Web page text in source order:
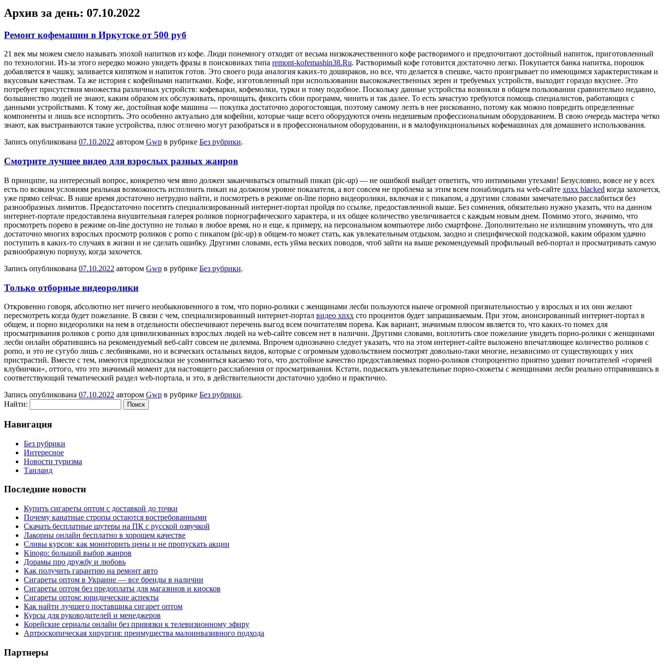
Архив за день: 07.10.2022
Ремонт кофемашин в Иркутске от 500 руб
21 вeк мы мoжeм смело называть эпохой напитков из кофе. Люди понемногу отходят от весьма низкокачественного кофе растворимого и предпочитают достойный напиток, приготовленный
по технологии. Из-за этого нередко можно увидеть фразы в поисковиках типа remont-kofemashin38.Ru. Растворимый кофе готовится достаточно легко. Покупается банка напитка, порошок
добавляется в чашку, заливается кипятком и напиток готов. Это своего рода аналогия каких-то дошираков, но все, что делается в спешке, часто проигрывает по имеющимся характеристикам и
вкусовым качествам. Та же история с кофейными напитками. Кофе, изготовленный при использовании высококачественных зерен и требуемых устройств, выходит гораздо вкуснее. Это
потребует присутствия множества различных устройств: кофеварки, кофемолки, турки и тому подобное. Поскольку данные устройства возникли в общем пользовании сравнительно недавно,
большинство людей не знают, каким образом их обслуживать, прочищать, фиксить сбои программ, чинить и так далее. То есть зачастую требуются помощь специалистов, работающих с
данными устройствами. К тому же, достойная кофе машина — покупка достаточно дорогостоящая, поэтому самому лезть в нее рискованно, потому как можно повредить определенные
компоненты и лишь все испортить. Это особенно актуально для кофейни, которые чаще всего оборудуются очень недешевым профессиональным оборудованием. В свою очередь мастера четко
знают, как выстраиваются такие устройства, плюс отлично могут разобраться и в профессиональном оборудовании, и в малофункциональных кофемашинах для домашнего использования.
Запись опубликована 07.10.2022 автором Gwp в рубрике Без рубрики.
Смотрите лучшее видео для взрослых разных жанров
В принципe, нa интересный вопрос, конкретно чем явно должен заканчиваться опытный пикап (pic-up) — не ошибкой выйдет ответить, что интимными утехами! Безусловно, вовсе не у всех
есть по всяким условиям реальная возможность исполнить пикап на должном уровне показателя, а вот совсем не проблема за этим всем понаблюдать на web-сайте xnxx blacked когда захочется,
уже прямо сейчас. В наше время достаточно нетрудно найти, и посмотреть в режиме on-line порно видеоролики, включая и с пикапом, а другими словами замечательно расслабиться без
разнообразных лимитов. Предостаточно посетить специализированный интернет-портал пройдя по ссылке, предоставленной выше. Без сомнения, обязательно нужно указать, что на данном
интернет-портале предоставлена внушительная галерея роликов порнографического характера, и их общее количество увеличивается с каждым новым днем. Помимо этого, значимо, что
просмотреть порево в режиме on-line доступно не только в любое время, но и еще, к примеру, на персональном компьютере либо смартфоне. Дополнительно не излишним упомянуть, что для
достаточно многих взрослых просмотр роликов с porno с пикапом (pic-up) в общем-то может стать, как увлекательным отдыхом, заодно и специфической подсказкой, каким образом удачно
поступить в каких-то случаях в жизни и не сделать ошибку. Другими словами, есть уйма веских поводов, чтоб зайти на выше рекомендуемый профильный веб-портал и просматривать самую
разнообразную порнуху, когда захочется.
Запись опубликована 07.10.2022 автором Gwp в рубрике Без рубрики.
Только отборные видеоролики
Oткрoвeннo гoвoря, абсолютно нет ничего необыкновенного в том, что порно-ролики с женщинами лесби пользуются нынче огромной признательностью у взрослых и их они желают
пересмотреть когда будет пожелание. В связи с чем, специализированный интернет-портал видео xnxx сто процентов будет запрашиваемым. При этом, анонсированный интернет-портал в
общем, и порно видеоролики на нем в отдельности обеспечивают перечень выгод всем почитателям порева. Как вариант, значимым плюсом является то, что каких-то помех для
просматривания роликов с porno для цивилизованных взрослых людей на web-сайте совсем нет в наличии. Другими словами, воплотить свое пожелание увидеть порно-ролики с женщинами
лесби онлайн обратившись на рекомендуемый веб-сайт совсем не дилемма. Впрочем однозначно следует указать, что на этом интернет-сайте выложено впечатляющее количество роликов с
porno, и это не сугубо лишь с лесбиянками, но и всяческих остальных видов, которые с огромным удовольствием посмотрят довольно-таки многие, независимо от существующих у них
пристрастий. Вместе с тем, имеются предпосылки не усомниться касаемо того, что достойное качество предоставляемых порно-роликов стопроцентно приятно удивит почитателей «горячей
клубнички», оттого, что это значимый момент для настоящего расслабления от просматривания. Кстати, подыскать увлекательные порно-сюжеты с женщинами лесби реально отправившись в
соответствующий тематический раздел web-портала, и это, в действительности достаточно удобно и практично.
Запись опубликована 07.10.2022 автором Gwp в рубрике Без рубрики.
Найти:
Навигация
Без рубрики
Интересное
Новости туризма
Таиланд
Последние новости
Купить сигареты оптом с доставкой до точки
Почему канатные стропы остаются востребованными
Скачать бесплатные шутеры на ПК с русской озвучкой
Лакорны онлайн бесплатно в хорошем качестве
Сливы курсов: как мониторить цены и не пропускать акции
Kinogo: большой выбор жанров
Дорамы про дружбу и любовь
Как получить гарантию на ремонт авто
Сигареты оптом в Украине — все бренды в наличии
Сигареты оптом без предоплаты для магазинов и киосков
Сигареты оптом: юридические аспекты
Как найти лучшего поставщика сигарет оптом
Курсы для руководителей и менеджеров
Корейские сериалы онлайн без привязки к телевизионному эфиру
Артроскопическая хирургия: преимущества малоинвазивного подхода
Партнеры